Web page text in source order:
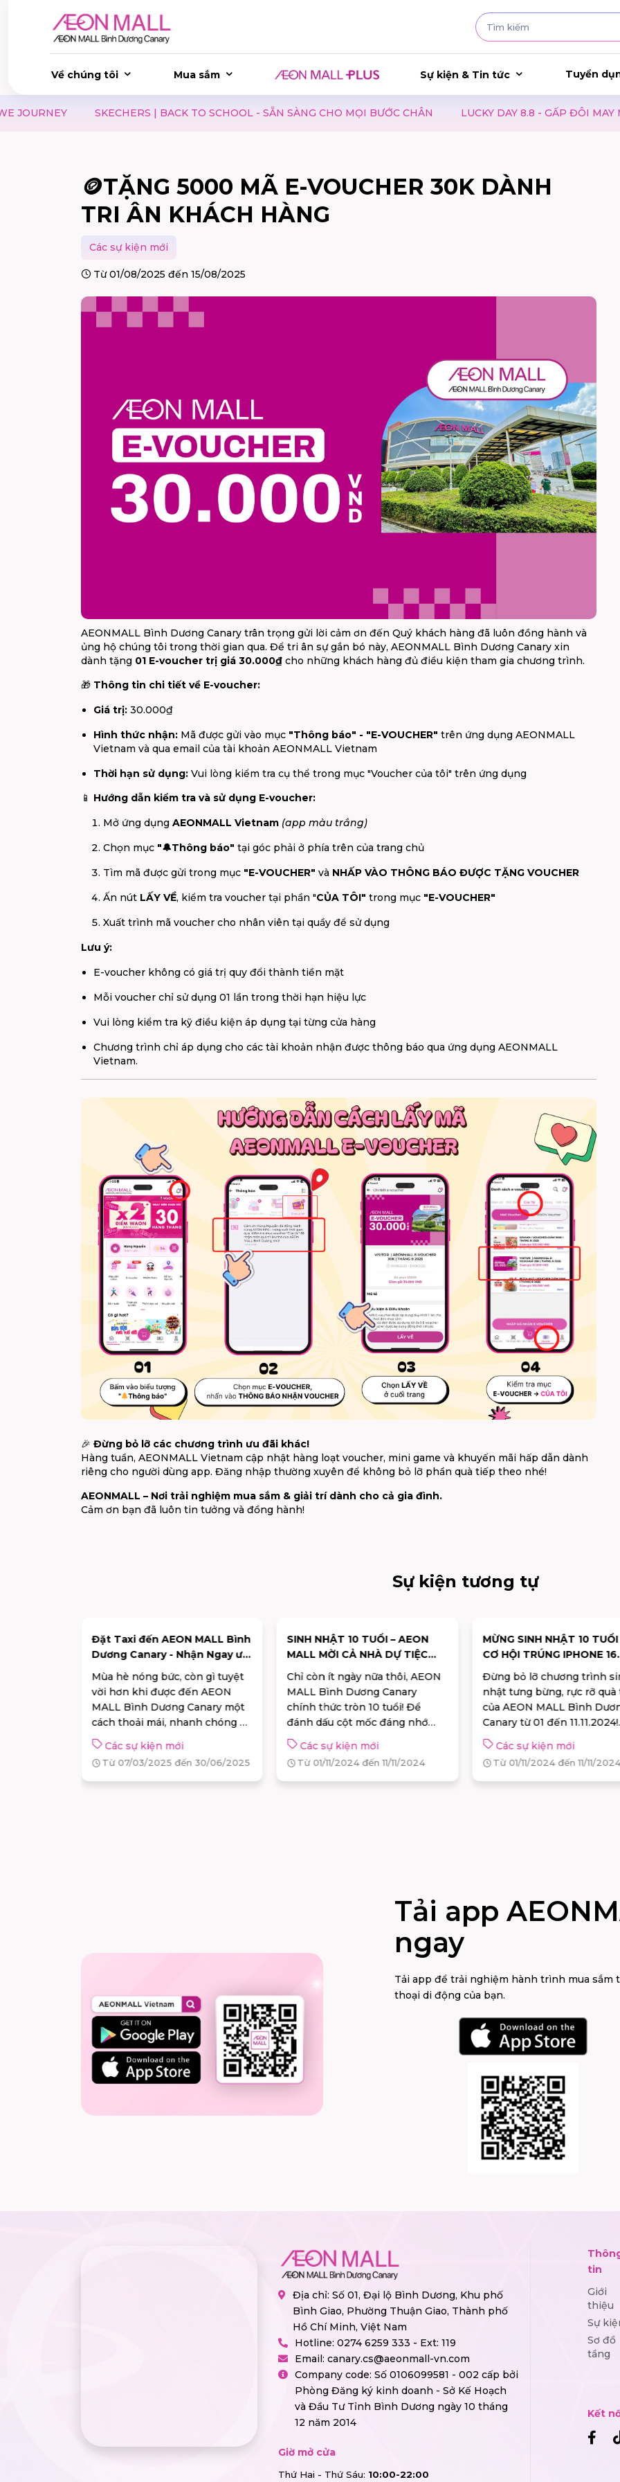
Về chúng tôi Mua sắm Sự kiện & Tin tức Tuyển
SKECHERS | BACK TO SCHOOL - SẴN SÀNG CHO MỌI BƯỚC CHÂN LUCKY DAY 8.8 - GẤP ĐÔI MAY MẮN, GẤP ĐÔI
🪙TẶNG 5000 MÃ E-VOUCHER 30K DÀNH
TRI ÂN KHÁCH HÀNG
Các sự kiện mới
Từ 01/08/2025 đến 15/08/2025
AEONMALL Bình Dương Canary trân trọng gửi lời cảm ơn đến Quý khách hàng đã luôn đồng hành và
ủng hộ chúng tôi trong thời gian qua. Để tri ân sự gắn bó này, AEONMALL Bình Dương Canary xin
dành tặng 01 E-voucher trị giá 30.000₫ cho những khách hàng đủ điều kiện tham gia chương trình.
🎁 Thông tin chi tiết về E-voucher:
Giá trị: 30.000₫
Hình thức nhận: Mã được gửi vào mục "Thông báo" - "E-VOUCHER" trên ứng dụng AEONMALL
Vietnam và qua email của tài khoản AEONMALL Vietnam
Thời hạn sử dụng: Vui lòng kiểm tra cụ thể trong mục "Voucher của tôi" trên ứng dụng
📱 Hướng dẫn kiểm tra và sử dụng E-voucher:
Mở ứng dụng AEONMALL Vietnam (app màu trắng)
Chọn mục "🔔Thông báo" tại góc phải ở phía trên của trang chủ
Tìm mã được gửi trong mục "E-VOUCHER" và NHẤP VÀO THÔNG BÁO ĐƯỢC TẶNG VOUCHER
Ấn nút LẤY VỀ, kiểm tra voucher tại phần "CỦA TÔI" trong mục "E-VOUCHER"
Xuất trình mã voucher cho nhân viên tại quầy để sử dụng
Lưu ý:
E-voucher không có giá trị quy đổi thành tiền mặt
Mỗi voucher chỉ sử dụng 01 lần trong thời hạn hiệu lực
Vui lòng kiểm tra kỹ điều kiện áp dụng tại từng cửa hàng
Chương trình chỉ áp dụng cho các tài khoản nhận được thông báo qua ứng dụng AEONMALL
Vietnam.
🎉 Đừng bỏ lỡ các chương trình ưu đãi khác!
Hàng tuần, AEONMALL Vietnam cập nhật hàng loạt voucher, mini game và khuyến mãi hấp dẫn dành
riêng cho người dùng app. Đăng nhập thường xuyên để không bỏ lỡ phần quà tiếp theo nhé!
AEONMALL – Nơi trải nghiệm mua sắm & giải trí dành cho cả gia đình.
Cảm ơn bạn đã luôn tin tưởng và đồng hành!
Sự kiện tương tự
Đặt Taxi đến AEON MALL Bình
Dương Canary - Nhận Ngay ưu
đãi đến 80K!
Mùa hè nóng bức, còn gì tuyệt
vời hơn khi được đến AEON
MALL Bình Dương Canary một
cách thoải mái, nhanh chóng và
có ngay khuyến mãi lên đến
80.000 VNĐ? Đặt ngay VNPAY
Taxi và nhập mã
VNPAYAEONMALL80 hoặc
Các sự kiện mới
Từ 07/03/2025 đến 30/06/2025
SINH NHẬT 10 TUỔI – AEON
MALL MỜI CẢ NHÀ DỰ TIỆC
VUI
Chỉ còn ít ngày nữa thôi, AEON
MALL Bình Dương Canary
chính thức tròn 10 tuổi! Để
đánh dấu cột mốc đáng nhớ
này, chúng mình mời bạn đến
tham gia chuỗi sự kiện mừng
sinh nhật tưng bừng. Chuẩn bị
quẩy thôi nào! Lưu ngay lại lịch
Các sự kiện mới
Từ 01/11/2024 đến 11/11/2024
MỪNG SINH NHẬT 10
CƠ HỘI TRÚNG IPHONE 16
PROMAX
Đừng bỏ lỡ chương trình
nhật tưng bừng, rực rỡ quà
của AEON MALL Bình
Canary từ 01 đến 11.11.2024!
Nhân dịp đặc biệt này,
mình dành tặng bạn cơ hội
100% nhận quà cực hấp
IPHONE 16 PRO MAX đến
Các sự kiện mới
Từ 01/11/2024 đến 11/11/2024
Tải app
ngay
Tải app để trải nghiệm hành trình mua sắm
thoại di động của bạn.
Địa chỉ: Số 01, Đại lộ Bình Dương, Khu phố
Bình Giao, Phường Thuận Giao, Thành phố
Hồ Chí Minh, Việt Nam
Hotline: 0274 6259 333 - Ext: 119
Email: canary.cs@aeonmall-vn.com
Company code: Số 0106099581 - 002 cấp bởi
Phòng Đăng ký kinh doanh - Sở Kế Hoạch
và Đầu Tư Tỉnh Bình Dương ngày 10 tháng
12 năm 2014
Giờ mở cửa
Thứ Hai - Thứ Sáu: 10:00-22:00
tin
Giới
thiệu
Sự
Sơ đồ
tầng
Kết